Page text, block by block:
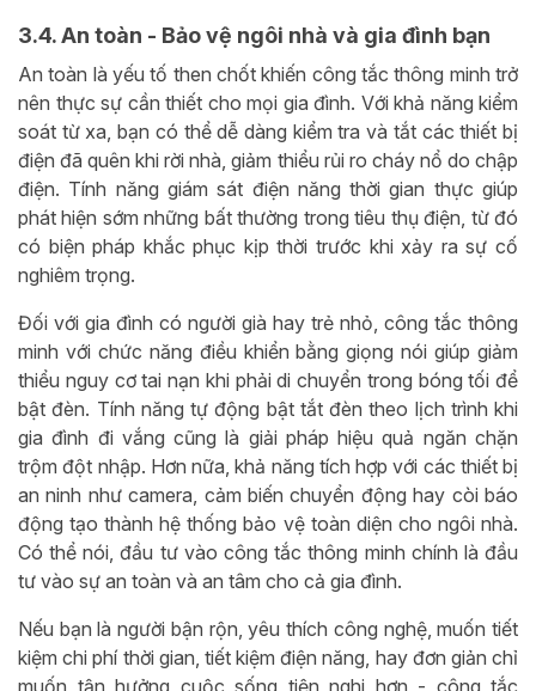
3.4. An toàn - Bảo vệ ngôi nhà và gia đình bạn
An toàn là yếu tố then chốt khiến công tắc thông minh trở
nên thực sự cần thiết cho mọi gia đình. Với khả năng kiểm
soát từ xa, bạn có thể dễ dàng kiểm tra và tắt các thiết bị
điện đã quên khi rời nhà, giảm thiểu rủi ro cháy nổ do chập
điện. Tính năng giám sát điện năng thời gian thực giúp
phát hiện sớm những bất thường trong tiêu thụ điện, từ đó
có biện pháp khắc phục kịp thời trước khi xảy ra sự cố
nghiêm trọng.
Đối với gia đình có người già hay trẻ nhỏ, công tắc thông
minh với chức năng điều khiển bằng giọng nói giúp giảm
thiểu nguy cơ tai nạn khi phải di chuyển trong bóng tối để
bật đèn. Tính năng tự động bật tắt đèn theo lịch trình khi
gia đình đi vắng cũng là giải pháp hiệu quả ngăn chặn
trộm đột nhập. Hơn nữa, khả năng tích hợp với các thiết bị
an ninh như camera, cảm biến chuyển động hay còi báo
động tạo thành hệ thống bảo vệ toàn diện cho ngôi nhà.
Có thể nói, đầu tư vào công tắc thông minh chính là đầu
tư vào sự an toàn và an tâm cho cả gia đình.
Nếu bạn là người bận rộn, yêu thích công nghệ, muốn tiết
kiệm chi phí thời gian, tiết kiệm điện năng, hay đơn giản chỉ
muốn tận hưởng cuộc sống tiện nghi hơn - công tắc